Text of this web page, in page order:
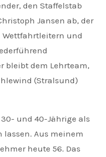
den Staffelstab
Jansen ab, der
Wettfahrtleitern und
bleibt dem Lehrteam,
(Stralsund)
und 40-Jährige als
Aus meinem
heute 56. Das